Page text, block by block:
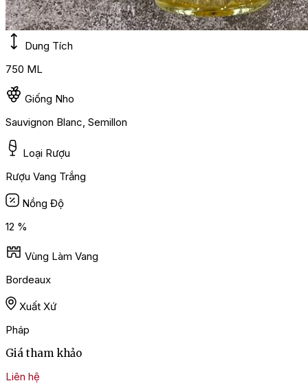
Dung Tích
750 ML
Giống Nho
Sauvignon Blanc, Semillon
Loại Rượu
Rượu Vang Trắng
Nồng Độ
12 %
Vùng Làm Vang
Bordeaux
Xuất Xứ
Pháp
Giá tham khảo
Liên hệ